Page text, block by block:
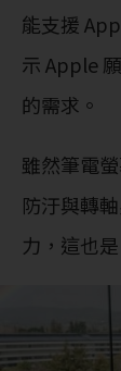
能支援
示 Apple
的需求。
雖然筆電
防汙與轉
力，這也